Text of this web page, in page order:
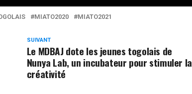
MIATO2020 MIATO2021
SUIVANT
Le MDBAJ dote les jeunes togolais de
Nunya Lab, un incubateur pour stimuler la
créativité